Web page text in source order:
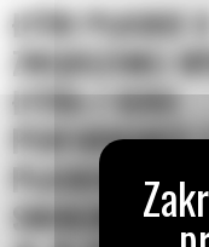
ŁYŻKI PŁASKIE
ZWIĘKSZONEJ
ŁYŻKA Z SERII
PERFORMANCE
PŁASKIM I